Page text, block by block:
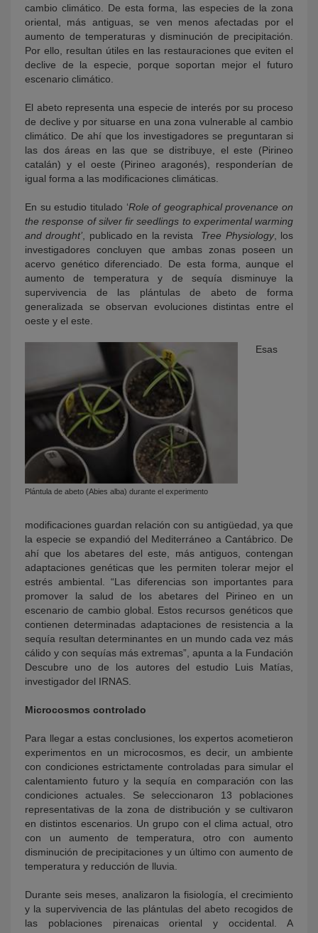
cambio climático. De esta forma, las especies de la zona
oriental, más antiguas, se ven menos afectadas por el
aumento de temperaturas y disminución de precipitación.
Por ello, resultan útiles en las restauraciones que eviten el
declive de la especie, porque soportan mejor el futuro
escenario climático.
El abeto representa una especie de interés por su proceso
de declive y por situarse en una zona vulnerable al cambio
climático. De ahí que los investigadores se preguntaran si
las dos áreas en las que se distribuye, el este (Pirineo
catalán) y el oeste (Pirineo aragonés), responderían de
igual forma a las modificaciones climáticas.
En su estudio titulado ‘Role of geographical provenance on
the response of silver fir seedlings to experimental warming
and drought’ , publicado en la revista Tree Physiology, los
investigadores concluyen que ambas zonas poseen un
acervo genético diferenciado. De esta forma, aunque el
aumento de temperatura y de sequía disminuye la
supervivencia de las plántulas de abeto de forma
generalizada se observan evoluciones distintas entre el
oeste y el este.
Plántula de abeto (Abies alba) durante el experimento
Esas
modificaciones guardan relación con su antigüedad, ya que
la especie se expandió del Mediterráneo a Cantábrico. De
ahí que los abetares del este, más antiguos, contengan
adaptaciones genéticas que les permiten tolerar mejor el
estrés ambiental. “Las diferencias son importantes para
promover la salud de los abetares del Pirineo en un
escenario de cambio global. Estos recursos genéticos que
contienen determinadas adaptaciones de resistencia a la
sequía resultan determinantes en un mundo cada vez más
cálido y con sequías más extremas”, apunta a la Fundación
Descubre uno de los autores del estudio Luis Matías,
investigador del IRNAS.
Microcosmos controlado
Para llegar a estas conclusiones, los expertos acometieron
experimentos en un microcosmos, es decir, un ambiente
con condiciones estrictamente controladas para simular el
calentamiento futuro y la sequía en comparación con las
condiciones actuales. Se seleccionaron 13 poblaciones
representativas de la zona de distribución y se cultivaron
en distintos escenarios. Un grupo con el clima actual, otro
con un aumento de temperatura, otro con aumento
disminución de precipitaciones y un último con aumento de
temperatura y reducción de lluvia.
Durante seis meses, analizaron la fisiología, el crecimiento
y la supervivencia de las plántulas del abeto recogidos de
las poblaciones pirenaicas oriental y occidental. A